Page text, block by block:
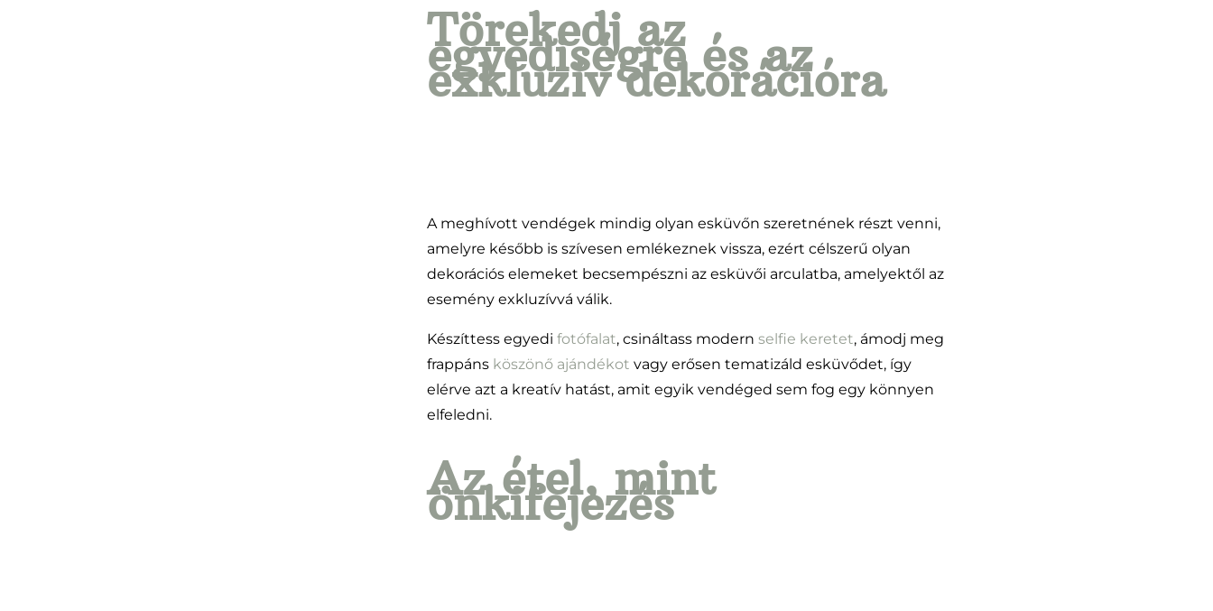
Törekedj az
egyediségre és az
exkluzív dekorációra
A meghívott vendégek mindig olyan esküvőn szeretnének részt venni,
amelyre később is szívesen emlékeznek vissza, ezért célszerű olyan
dekorációs elemeket becsempészni az esküvői arculatba, amelyektől az
esemény exkluzívvá válik.
Készíttess egyedifotófalat, csináltass modernselfie keretet, ámodj meg
frappáns köszönő ajándékot vagy erősen tematizáld esküvődet, így
elérve azt a kreatív hatást, amit egyik vendéged sem fog egy könnyen
elfeledni.
Az étel, mint
önkifejezés